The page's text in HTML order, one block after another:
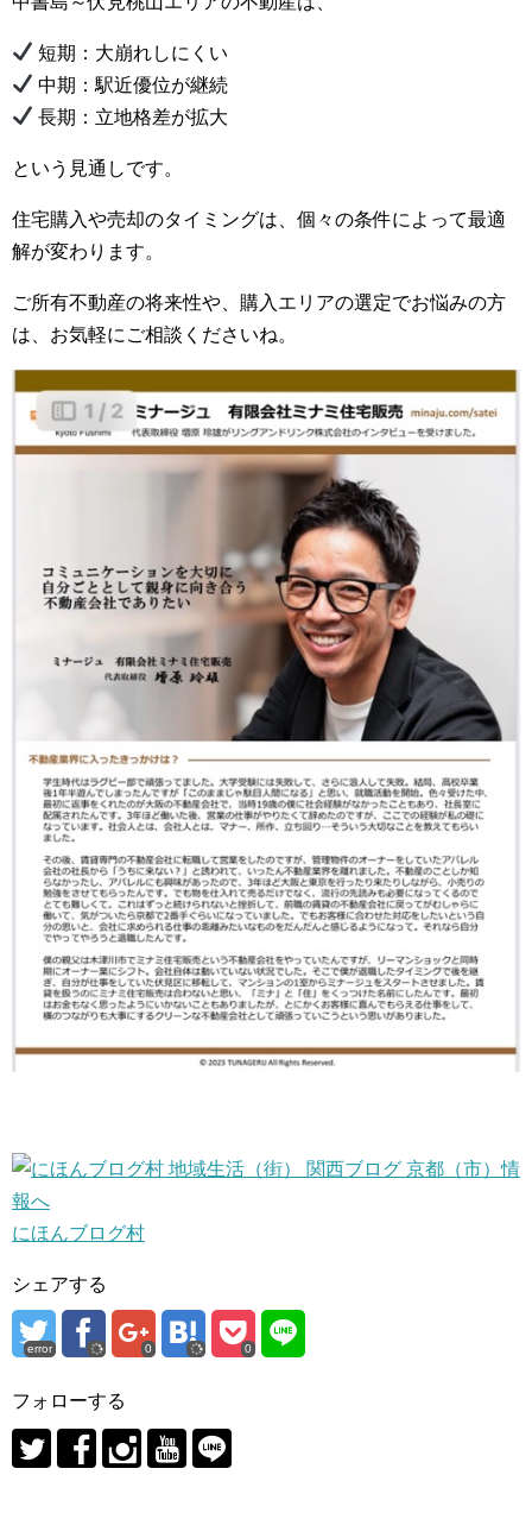
短期：大崩れしにくい
中期：駅近優位が継続
長期：立地格差が拡大
という見通しです。
住宅購入や売却のタイミングは、個々の条件によって最適
解が変わります。
ご所有不動産の将来性や、購入エリアの選定でお悩みの方
は、お気軽にご相談くださいね。
にほんブログ村
シェアする
error 0 0
フォローする